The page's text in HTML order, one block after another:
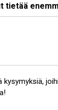
tietää